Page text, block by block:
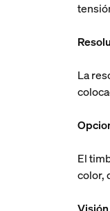
La
El
color,